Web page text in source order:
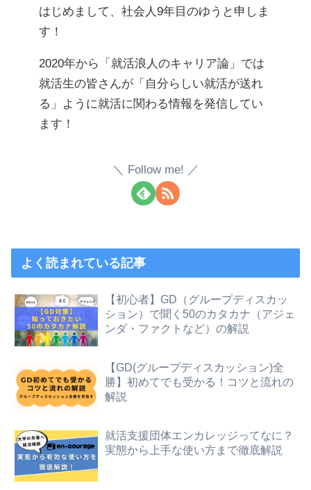
はじめまして、社会人9年目のゆうと申しま
す！
2020年から「就活浪人のキャリア論」では
就活生の皆さんが「自分らしい就活が送れ
る」ように就活に関わる情報を発信してい
ます！
Follow me!
よく読まれている記事
【初心者】GD（グループディスカッ
ション）で聞く50のカタカナ（アジェ
ンダ・ファクトなど）の解説
【GD(グループディスカッション)全
勝】初めてでも受かる！コツと流れの
解説
就活支援団体エンカレッジってなに？
実態から上手な使い方まで徹底解説